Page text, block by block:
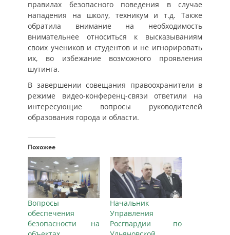
правилах безопасного поведения в случае
нападения на школу, техникум и т.д. Также
обратила внимание на необходимость
внимательнее относиться к высказываниям
своих учеников и студентов и не игнорировать
их, во избежание возможного проявления
шутинга.
В завершении совещания правоохранители в
режиме видео-конференц-связи ответили на
интересующие вопросы руководителей
образования города и области.
Похожее
Вопросы
обеспечения
безопасности на
Начальник
Управления
Росгвардии по